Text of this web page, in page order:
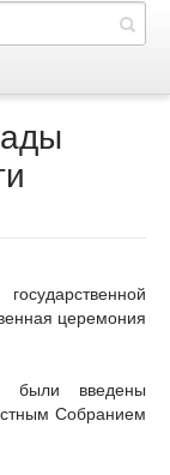
церемония
были введены
Собранием